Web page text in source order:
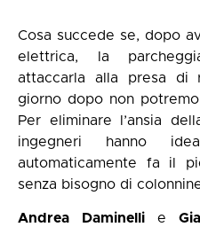
Cosa succede se, dopo
elettrica, la
attaccarla alla presa di
giorno dopo non
Per eliminare l’ansia
ingegneri hanno
automaticamente fa il
senza bisogno di
Andrea Daminellie